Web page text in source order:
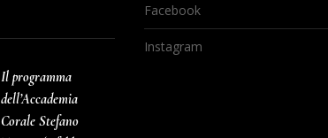
Il programma
dell’Accademia
Corale Stefano
Facebook
Instagram